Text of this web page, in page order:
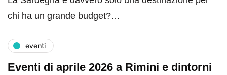
chi ha un grande budget?…
eventi
Eventi di aprile 2026 a Rimini e dintorni